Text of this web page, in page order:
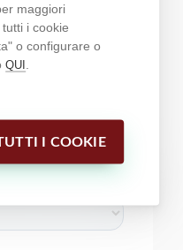
maggiori
i cookie
o configurare o
QUI
I COOKIE